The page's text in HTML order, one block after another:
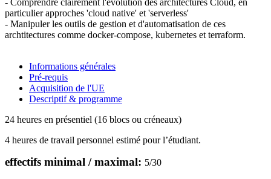
particulier approches 'cloud native' et 'serverless'
- Manipuler les outils de gestion et d'automatisation de ces
archtitectures comme docker-compose, kubernetes et terraform.
Informations générales
Pré-requis
Acquisition de l'UE
Descriptif & programme
24 heures en présentiel (16 blocs ou créneaux)
4 heures de travail personnel estimé pour l’étudiant.
effectifs minimal / maximal: 5/30